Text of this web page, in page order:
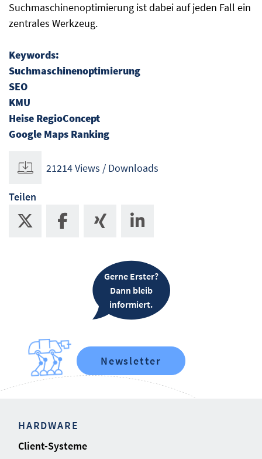
Suchmaschinenoptimierung ist dabei auf jeden Fall ein
zentrales Werkzeug.
Keywords:
Suchmaschinenoptimierung
SEO
KMU
Heise RegioConcept
Google Maps Ranking
21214 Views / Downloads
Teilen
Gerne Erster?
Dann bleib
informiert.
Newsletter
HARDWARE
Client-Systeme